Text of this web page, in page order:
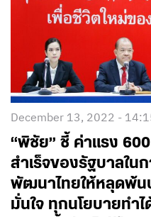
December 13, 2022 -
“พิชัย” ชี้ ค่าแรง
สำเร็จของรัฐบาลใน
พัฒนาไทยให้หลุดพ้น
มั่นใจ ทุกนโยบายทำ